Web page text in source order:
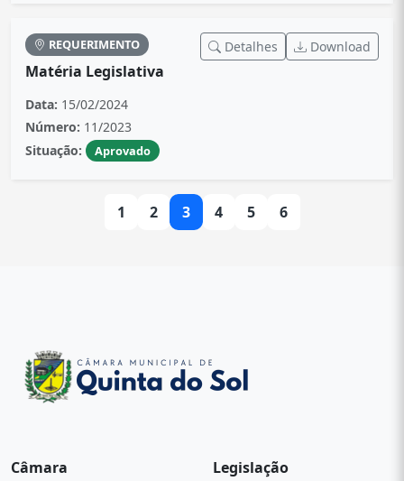
REQUERIMENTO
Matéria Legislativa
Detalhes Download
Data: 15/02/2024
Número: 11/2023
Situação:
Aprovado
1 2 3 4 5 6
Câmara
Legislação